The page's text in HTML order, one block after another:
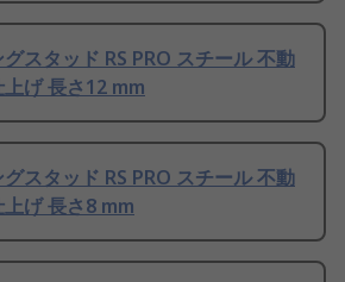
スタッド RS PRO スチール 不動
げ 長さ12 mm
スタッド RS PRO スチール 不動
げ 長さ8 mm